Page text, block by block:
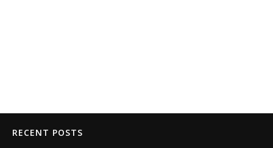
RECENT POSTS